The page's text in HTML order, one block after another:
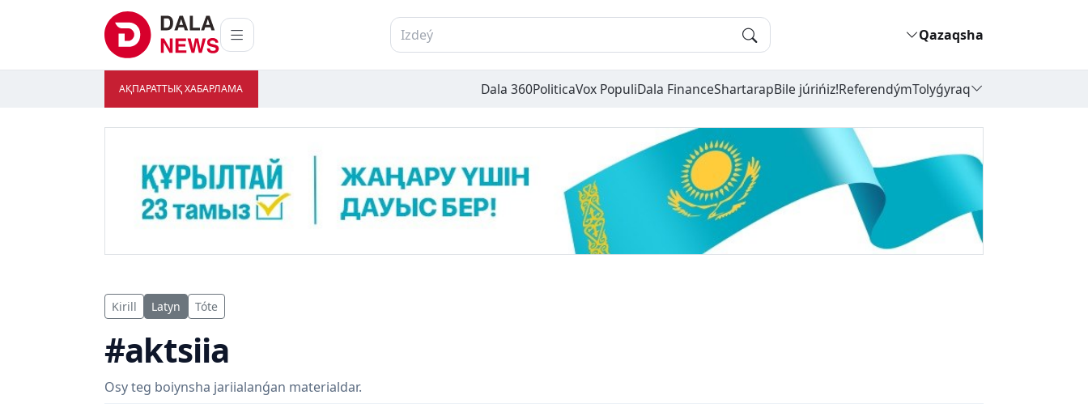
Qazaqsha
АҚПАРАТТЫҚ ХАБАРЛАМА Dala 360PoliticaVox PopuliDala FinanceShartarapBile júrińiz!ReferendýmTolyǵyraq
Kirill Latyn Tóte
#aktsiia
Osy teg boiynsha jariialanǵan materialdar.